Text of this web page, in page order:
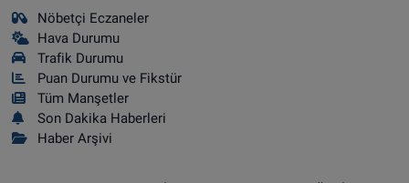
Nöbetçi Eczaneler
Hava Durumu
Trafik Durumu
Puan Durumu ve Fikstür
Tüm Manşetler
Son Dakika Haberleri
Haber Arşivi